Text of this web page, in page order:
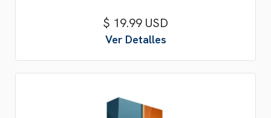
$ 19.99 USD
Ver Detalles